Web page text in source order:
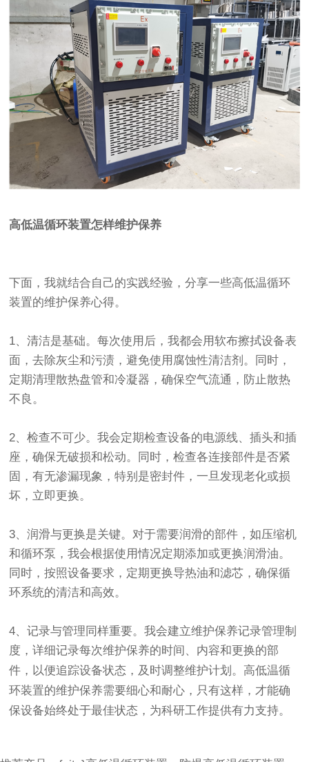
高低温循环装置怎样维护保养
下面，我就结合自己的实践经验，分享一些高低温循环
装置的维护保养心得。
1、清洁是基础。每次使用后，我都会用软布擦拭设备表
面，去除灰尘和污渍，避免使用腐蚀性清洁剂。同时，
定期清理散热盘管和冷凝器，确保空气流通，防止散热
不良。
2、检查不可少。我会定期检查设备的电源线、插头和插
座，确保无破损和松动。同时，检查各连接部件是否紧
固，有无渗漏现象，特别是密封件，一旦发现老化或损
坏，立即更换。
3、润滑与更换是关键。对于需要润滑的部件，如压缩机
和循环泵，我会根据使用情况定期添加或更换润滑油。
同时，按照设备要求，定期更换导热油和滤芯，确保循
环系统的清洁和高效。
4、记录与管理同样重要。我会建立维护保养记录管理制
度，详细记录每次维护保养的时间、内容和更换的部
件，以便追踪设备状态，及时调整维护计划。高低温循
环装置的维护保养需要细心和耐心，只有这样，才能确
保设备始终处于最佳状态，为科研工作提供有力支持。